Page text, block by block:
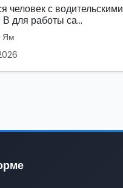
человек с водительскими
для работы са...
Ям